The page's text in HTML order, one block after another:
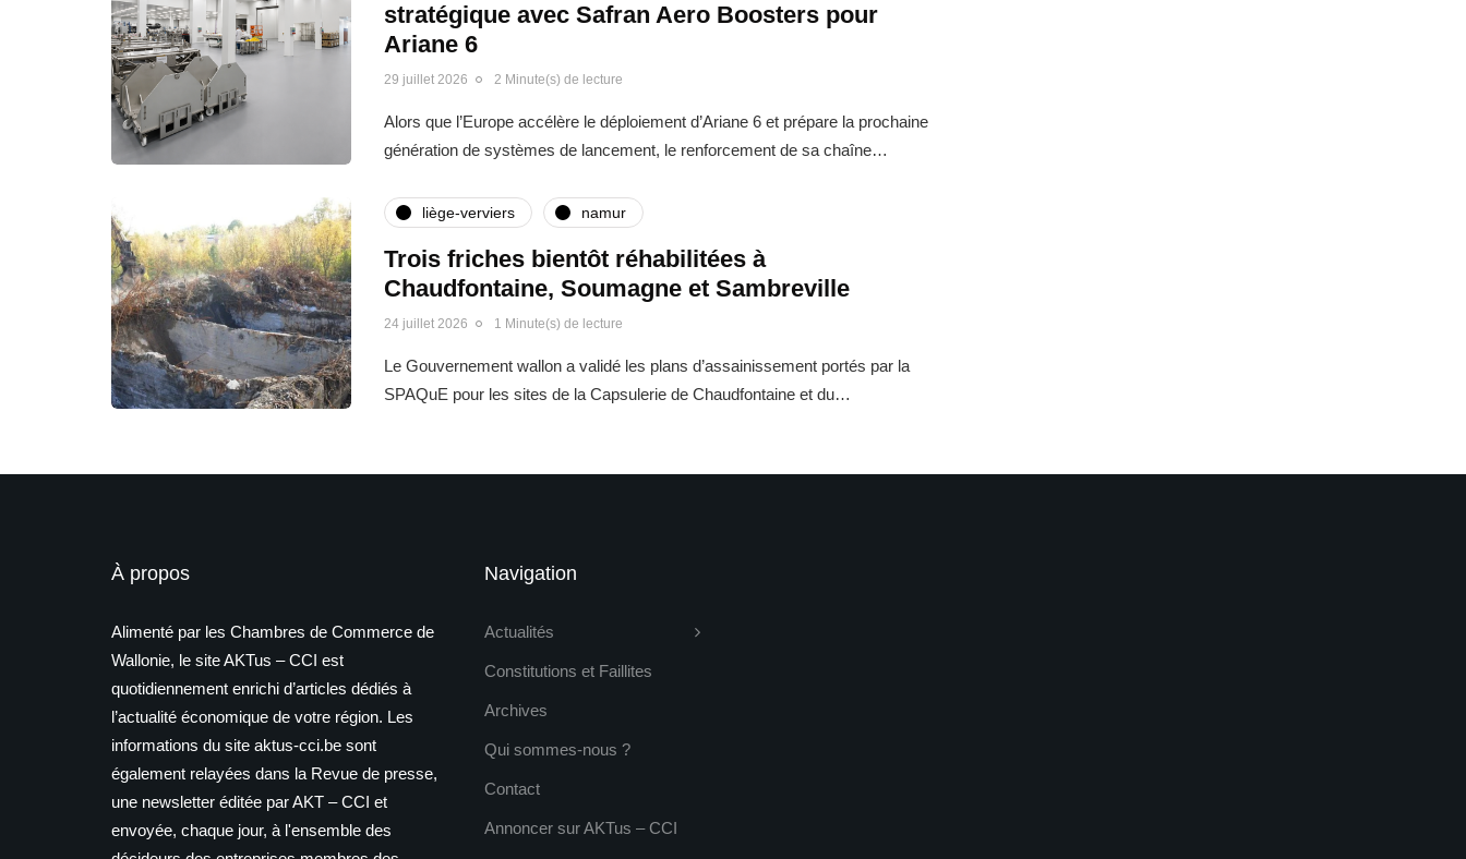
stratégique avec Safran Aero Boosters pour
Ariane 6
29 juillet 2026 2 Minute(s) de lecture
Alors que l’Europe accélère le déploiement d’Ariane 6 et prépare la prochaine
génération de systèmes de lancement, le renforcement de sa chaîne…
liège-verviers namur
Trois friches bientôt réhabilitées à
Chaudfontaine, Soumagne et Sambreville
24 juillet 2026 1 Minute(s) de lecture
Le Gouvernement wallon a validé les plans d’assainissement portés par la
SPAQuE pour les sites de la Capsulerie de Chaudfontaine et du…
À propos
Alimenté par les Chambres de Commerce de
Wallonie, le site AKTus – CCI est
quotidiennement enrichi d’articles dédiés à
l’actualité économique de votre région. Les
informations du site aktus-cci.be sont
également relayées dans la Revue de presse,
une newsletter éditée par AKT – CCI et
envoyée, chaque jour, à l'ensemble des
Navigation
Actualités
Constitutions et Faillites
Archives
Qui sommes-nous ?
Contact
Annoncer sur AKTus – CCI